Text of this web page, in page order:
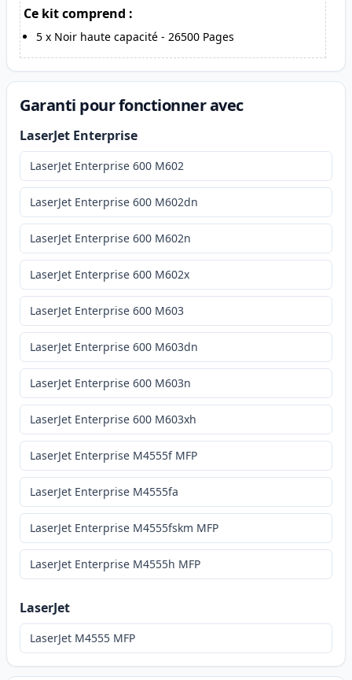
Ce kit comprend :
5 x Noir haute capacité - 26500 Pages
Garanti pour fonctionner avec
LaserJet Enterprise
LaserJet Enterprise 600 M602
LaserJet Enterprise 600 M602dn
LaserJet Enterprise 600 M602n
LaserJet Enterprise 600 M602x
LaserJet Enterprise 600 M603
LaserJet Enterprise 600 M603dn
LaserJet Enterprise 600 M603n
LaserJet Enterprise 600 M603xh
LaserJet Enterprise M4555f MFP
LaserJet Enterprise M4555fa
LaserJet Enterprise M4555fskm MFP
LaserJet Enterprise M4555h MFP
LaserJet
LaserJet M4555 MFP